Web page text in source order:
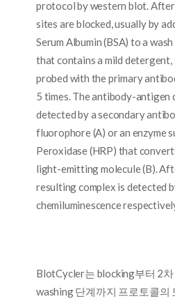
protocol by western blot.
sites are blocked, usually by
Serum Albumin (BSA) to a
that contains a mild detergent,
probed with the primary
5 times. The antibody-antigen
detected by a secondary
fluorophore (A) or an enzyme
Peroxidase (HRP) that
light-emitting molecule (B).
resulting complex is detected
chemiluminescence
BlotCycler는 blocking부터 2
washing 단계까지 프로토콜의